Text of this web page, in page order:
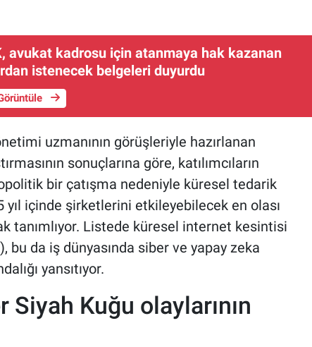
avukat kadrosu için atanmaya hak kazanan
istenecek belgeleri duyurdu
uzmanının görüşleriyle hazırlanan
sonuçlarına göre, katılımcıların
bir çatışma nedeniyle küresel tedarik
içinde şirketlerini etkileyebilecek en olası
tanımlıyor. Listede küresel internet kesintisi
bu da iş dünyasında siber ve yapay zeka
yansıtıyor.
Kuğu olaylarının